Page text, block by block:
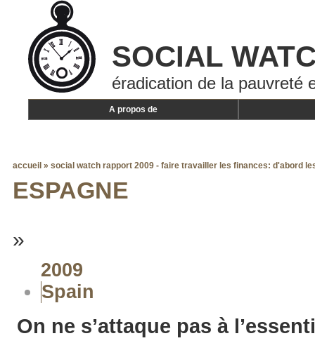
SOCIAL
éradication de la pauvreté
A propos de
accueil » social watch rapport 2009 - faire travailler les finances: d'abord
ESPAGNE
»
2009
Spain
On ne s’attaque pas à